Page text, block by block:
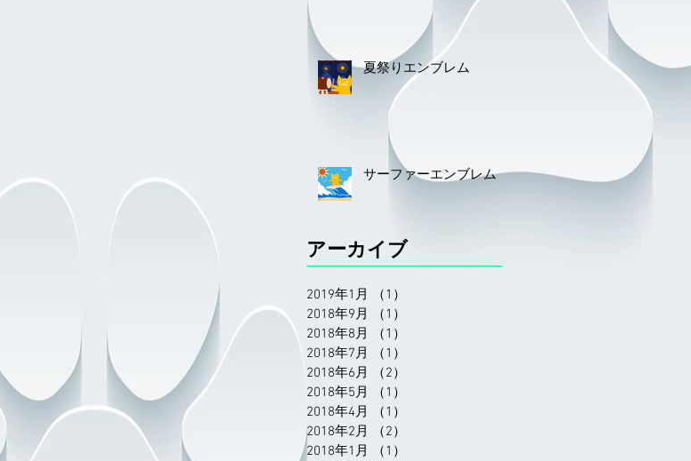
夏祭りエンブレム
サーファーエンブレム
アーカイブ
2019年1月 （1）
2018年9月
（1）
2018年8月
（1）
2018年7月
（1）
2018年6月
（2）
2018年5月
（1）
2018年4月
（1）
2018年2月
（2）
2018年1月
（1）